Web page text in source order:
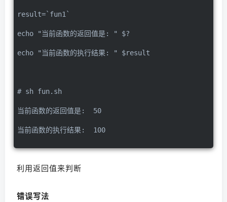
result=`fun1`
echo "当前函数的返回值是: " $?
echo "当前函数的执行结果: " $result
# sh fun.sh
当前函数的返回值是:  50
当前函数的执行结果:  100
利用返回值来判断
错误写法